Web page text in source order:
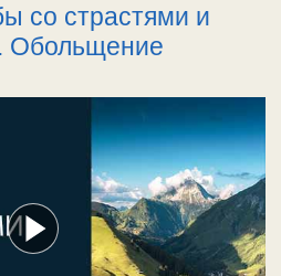
со страстями и
Обольщение